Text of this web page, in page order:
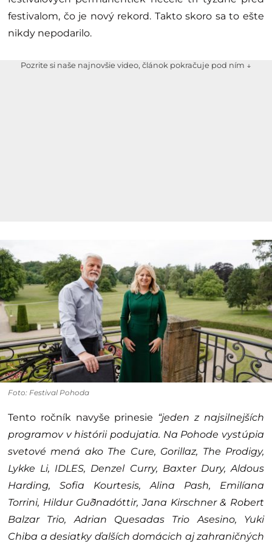
festivalom, čo je nový rekord. Takto skoro sa to ešte
nikdy nepodarilo.
Pozrite si naše najnovšie video, článok pokračuje pod ním ↓
Foto: Festival Pohoda
Tento ročník navyše prinesie “jeden z najsilnejších
programov v histórii podujatia. Na Pohode vystúpia
svetové mená ako The Cure, Gorillaz, The Prodigy,
Lykke Li, IDLES, Denzel Curry, Baxter Dury, Aldous
Harding, Sofia Kourtesis, Alina Pash, Emilíana
Torrini, Hildur Guðnadóttir, Jana Kirschner & Robert
Balzar Trio, Adrian Quesadas Trio Asesino, Yuki
Chiba a desiatky ďalších domácich aj zahraničných